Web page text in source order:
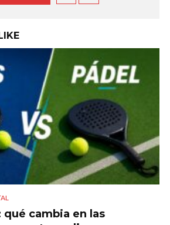
qué cambia en las